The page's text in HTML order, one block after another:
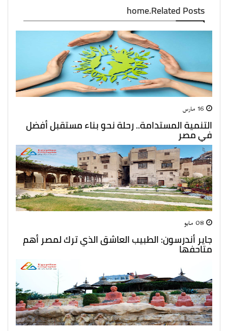
home.Related Posts
التنمية المستدامة.. رحلة نحو بناء مستقبل أفضل
في مصر
جاير أندرسون: الطبيب العاشق الذي ترك لمصر أهم
متاحفها